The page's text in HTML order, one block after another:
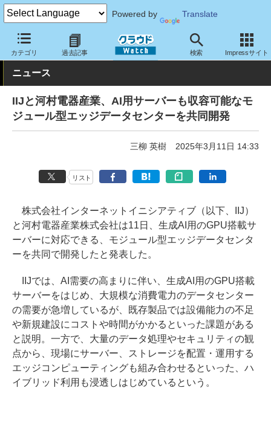
Powered by Translate
カテゴリ 過去記事 検索 Impressサイト
クラウド Watch ハード・インフラ データセンター
ニュース
IIJと河村電器産業、AI用サーバーも収容可能なモ
ジュール型エッジデータセンターを共同開発
三柳 英樹 2025年3月11日 14:33
リスト
株式会社インターネットイニシアティブ（以下、IIJ）
と河村電器産業株式会社は11日、生成AI用のGPU搭載サ
ーバーに対応できる、モジュール型エッジデータセンタ
ーを共同で開発したと発表した。
IIJでは、AI需要の高まりに伴い、生成AI用のGPU搭載
サーバーをはじめ、大規模な消費電力のデータセンター
の需要が急増しているが、既存製品では設備能力の不足
や新規建設にコストや時間がかかるといった課題がある
と説明。一方で、大量のデータ処理やセキュリティの観
点から、現場にサーバー、ストレージを配置・運用する
エッジコンピューティングも組み合わせるといった、ハ
イブリッド利用も浸透しはじめているという。